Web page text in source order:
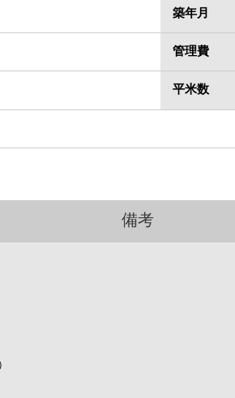
築年月
管理費
平米数
備考